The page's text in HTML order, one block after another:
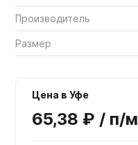
Производитель
Размер
Цена в Уфе
65,38 ₽ / п/м